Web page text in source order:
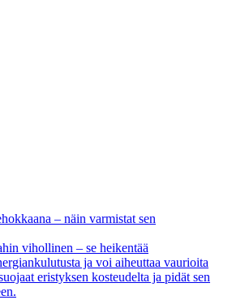
– näin varmistat sen
vihollinen – se heikentää
ja voi aiheuttaa vaurioita
eristyksen kosteudelta ja pidät sen